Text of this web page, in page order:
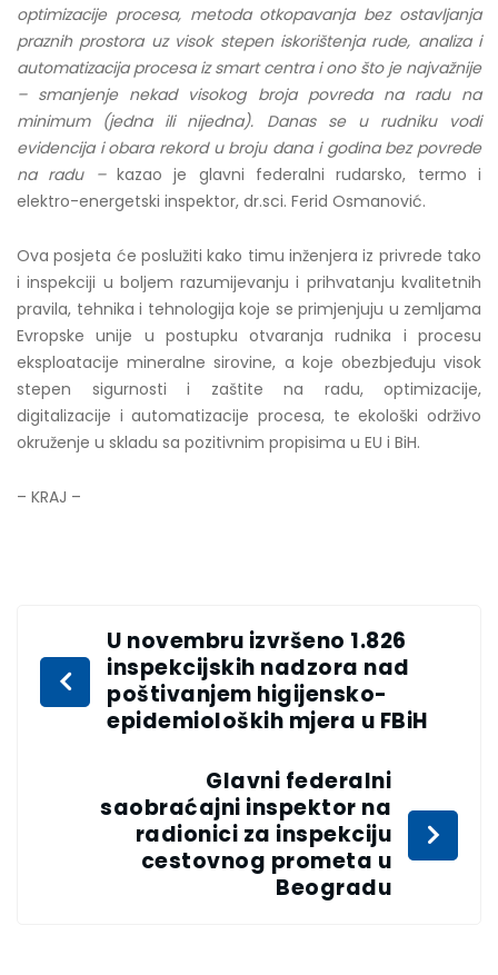
optimizacije procesa, metoda otkopavanja bez ostavljanja
praznih prostora uz visok stepen iskorištenja rude, analiza i
automatizacija procesa iz smart centra i ono što je najvažnije
– smanjenje nekad visokog broja povreda na radu na
minimum (jedna ili nijedna). Danas se u rudniku vodi
evidencija i obara rekord u broju dana i godina bez povrede
na radu – kazao je glavni federalni rudarsko, termo i
elektro-energetski inspektor, dr.sci. Ferid Osmanović.
Ova posjeta će poslužiti kako timu inženjera iz privrede tako
i inspekciji u boljem razumijevanju i prihvatanju kvalitetnih
pravila, tehnika i tehnologija koje se primjenjuju u zemljama
Evropske unije u postupku otvaranja rudnika i procesu
eksploatacije mineralne sirovine, a koje obezbjeđuju visok
stepen sigurnosti i zaštite na radu, optimizacije,
digitalizacije i automatizacije procesa, te ekološki održivo
okruženje u skladu sa pozitivnim propisima u EU i BiH.
– KRAJ –
U novembru izvršeno 1.826
inspekcijskih nadzora nad
poštivanjem higijensko-
epidemioloških mjera u FBiH
Glavni federalni
saobraćajni inspektor na
radionici za inspekciju
cestovnog prometa u
Beogradu